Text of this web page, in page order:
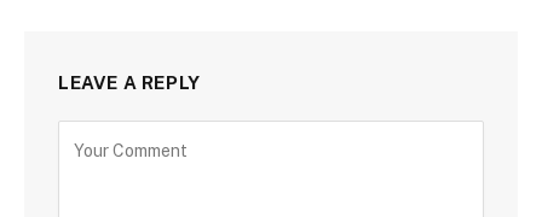
LEAVE A REPLY